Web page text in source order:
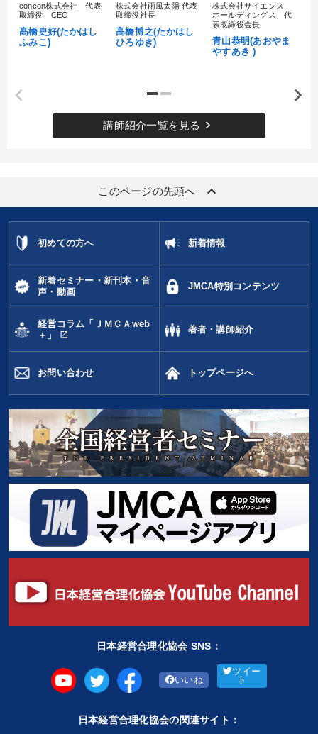
concon株式会社 代表
取締役 CEO
髙橋史好(たかはし
ふみこ)
株式会社雨風太陽 代表
取締役社長
高橋博之(たかはし
ひろゆき)
株式会社サイエンス
ホールディングス 代
表取締役会長
青山恭明(あおやま
やすあき )
講師紹介一覧を見る keyboard_arrow_right
このページの先頭へ keyboard_arrow_up
初めての方へ 新着情報
新着セミナー・新刊本・音
声・動画
JMCA特別コンテンツ
経営コラム「ＪＭＣＡweb
＋」
open_in_new
著者・講師紹介
お問い合わせ トップページへ
日本経営合理化協会 SNS：
いいね
ツイー
ト
日本経営合理化協会の関連サイト：